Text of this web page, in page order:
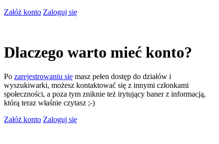
Załóż konto Zaloguj się
Dlaczego warto mieć konto?
Po zarejestrowaniu się masz pełen dostęp do działów i
wyszukiwarki, możesz kontaktować się z innymi członkami
społeczności, a poza tym zniknie też irytujący baner z informacją,
którą teraz właśnie czytasz ;-)
Załóż konto Zaloguj się